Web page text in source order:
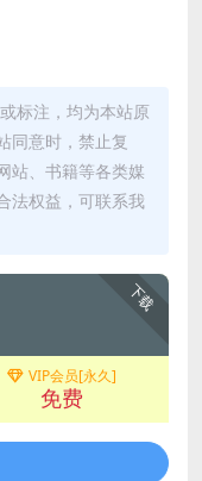
标注，均为本站原
同意时，禁止复
站、书籍等各类媒
法权益，可联系我
下载
VIP会员[永久]
免费